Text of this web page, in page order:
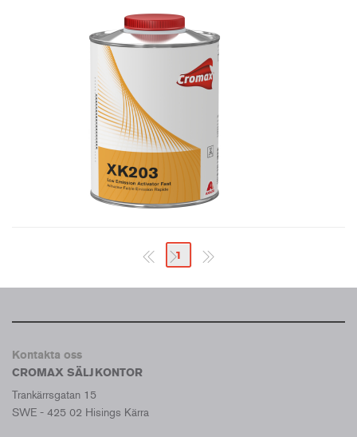
1
Kontakta oss
CROMAX SÄLJKONTOR
Trankärrsgatan 15
SWE - 425 02 Hisings Kärra